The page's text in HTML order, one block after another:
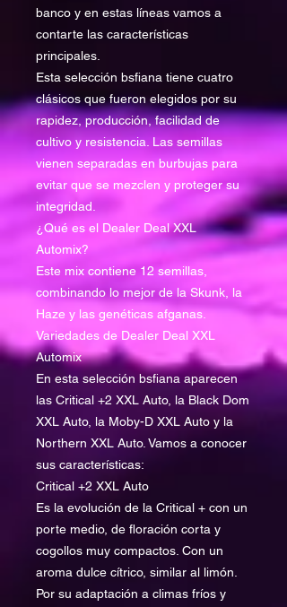
banco y en estas líneas vamos a
contarte las características
principales.
Esta selección bsfiana tiene cuatro
clásicos que fueron elegidos por su
rapidez, producción, facilidad de
cultivo y resistencia. Las semillas
vienen separadas en burbujas para
evitar que se mezclen y proteger su
integridad.
¿Qué es el Dealer Deal XXL
Automix?
Este mix contiene 12 semillas,
combinando lo mejor de la Skunk, la
Haze y las genéticas afganas.
Variedades de Dealer Deal XXL
Automix
En esta selección bsfiana aparecen
las Critical +2 XXL Auto, la Black Dom
XXL Auto, la Moby-D XXL Auto y la
Northern XXL Auto. Vamos a conocer
sus características:
Critical +2 XXL Auto
Es la evolución de la Critical + con un
porte medio, de floración corta y
cogollos muy compactos. Con un
aroma dulce cítrico, similar al limón.
Por su adaptación a climas fríos y